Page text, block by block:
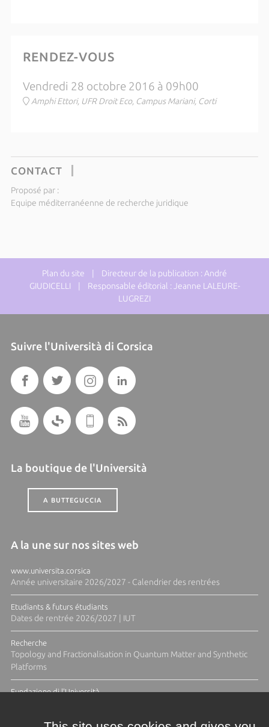
RENDEZ-VOUS
Vendredi 28 octobre 2016 à 09h00
Amphi Ettori, UFR Droit Eco, Campus Mariani, Corti
CONTACT
Proposé par :
Equipe méditerranéenne de recherche juridique
Plan du site | Directeur de la publication : André
GIUDICELLI | Responsable éditorial : Jeanne LALEURE-
LUGREZI
Suivre l'Università di Corsica
La boutique de l'Università
A BUTTEGUCCIA
A la une sur nos sites web
www.universita.corsica
Année universitaire 2026/2027 - Calendrier des rentrées
Etudiants & futurs étudiants
Dates de rentrée 2026/2027 | IUT
Recherche
Topology and Fractionalisation in Quantum Matter and Synthetic
Platforms
Fundazione di l'Università